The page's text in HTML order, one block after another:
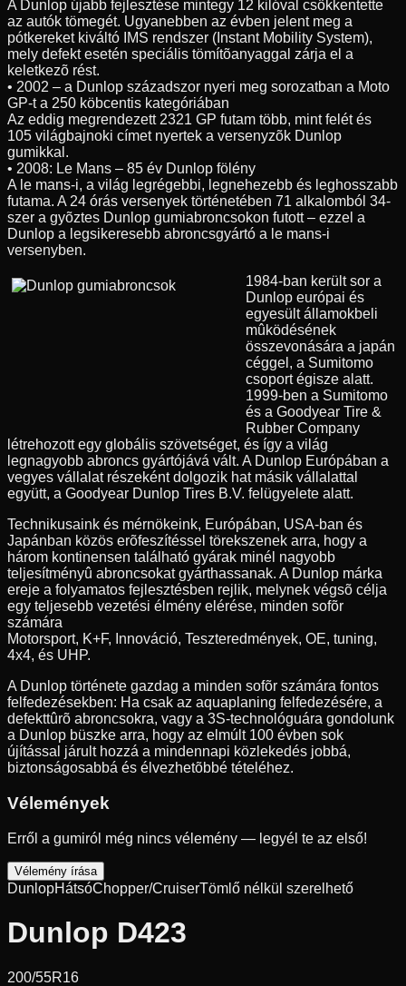
A Dunlop újabb fejlesztése mintegy 12 kilóval csökkentette
az autók tömegét. Ugyanebben az évben jelent meg a
pótkereket kiváltó IMS rendszer (Instant Mobility System),
mely defekt esetén speciális tömítõanyaggal zárja el a
keletkezõ rést.
• 2002 – a Dunlop századszor nyeri meg sorozatban a Moto
GP-t a 250 köbcentis kategóriában
Az eddig megrendezett 2321 GP futam több, mint felét és
105 világbajnoki címet nyertek a versenyzõk Dunlop
gumikkal.
• 2008: Le Mans – 85 év Dunlop fölény
A le mans-i, a világ legrégebbi, legnehezebb és leghosszabb
futama. A 24 órás versenyek történetében 71 alkalomból 34-
szer a gyõztes Dunlop gumiabroncsokon futott – ezzel a
Dunlop a legsikeresebb abroncsgyártó a le mans-i
versenyben.
1984-ban került sor a
Dunlop európai és
egyesült államokbeli
mûködésének
összevonására a japán
céggel, a Sumitomo
csoport égisze alatt.
1999-ben a Sumitomo
és a Goodyear Tire &
Rubber Company
létrehozott egy globális szövetséget, és így a világ
legnagyobb abroncs gyártójává vált. A Dunlop Európában a
vegyes vállalat részeként dolgozik hat másik vállalattal
együtt, a Goodyear Dunlop Tires B.V. felügyelete alatt.
Technikusaink és mérnökeink, Európában, USA-ban és
Japánban közös erõfeszítéssel törekszenek arra, hogy a
három kontinensen található gyárak minél nagyobb
teljesítményû abroncsokat gyárthassanak. A Dunlop márka
ereje a folyamatos fejlesztésben rejlik, melynek végsõ célja
egy teljesebb vezetési élmény elérése, minden sofõr
számára
Motorsport, K+F, Innováció, Teszteredmények, OE, tuning,
4x4, és UHP.
A Dunlop története gazdag a minden sofõr számára fontos
felfedezésekben: Ha csak az aquaplaning felfedezésére, a
defekttûrõ abroncsokra, vagy a 3S-technológuára gondolunk
a Dunlop büszke arra, hogy az elmúlt 100 évben sok
újítással járult hozzá a mindennapi közlekedés jobbá,
biztonságosabbá és élvezhetõbbé tételéhez.
Vélemények
Erről a gumiról még nincs vélemény — legyél te az első!
Vélemény írása
DunlopHátsóChopper/CruiserTömlő nélkül szerelhető
Dunlop D423
200/55R16